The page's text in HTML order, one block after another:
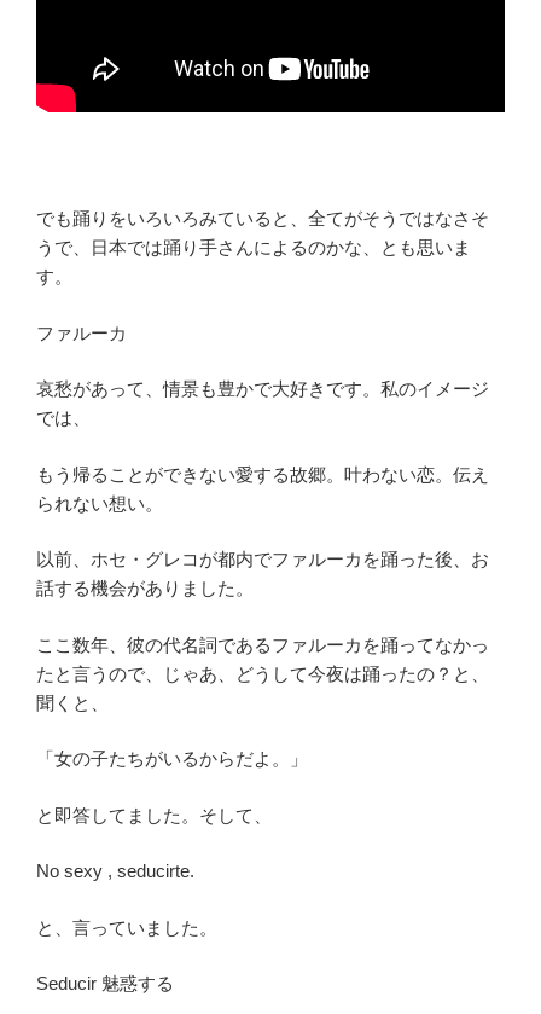
でも踊りをいろいろみていると、全てがそうではなさそ
うで、日本では踊り手さんによるのかな、とも思いま
す。
ファルーカ
哀愁があって、情景も豊かで大好きです。私のイメージ
では、
もう帰ることができない愛する故郷。叶わない恋。伝え
られない想い。
以前、ホセ・グレコが都内でファルーカを踊った後、お
話する機会がありました。
ここ数年、彼の代名詞であるファルーカを踊ってなかっ
たと言うので、じゃあ、どうして今夜は踊ったの？と、
聞くと、
「女の子たちがいるからだよ。」
と即答してました。そして、
No sexy , seducirte.
と、言っていました。
Seducir 魅惑する